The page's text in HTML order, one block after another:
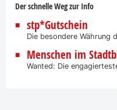
Der schnelle Weg zur Info
stp*Gutschein
Die besondere Währung
Menschen im
Wanted: Die